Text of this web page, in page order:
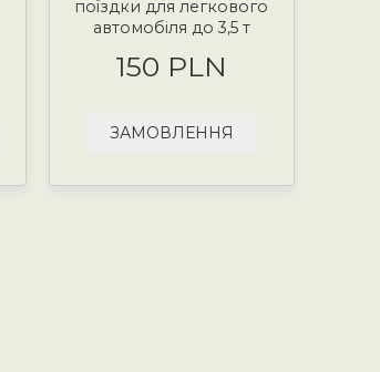
поїздки для легкового
автомобіля до 3,5 т
150 PLN
ЗАМОВЛЕННЯ